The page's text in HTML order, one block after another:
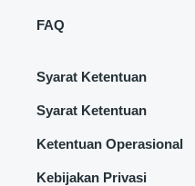
FAQ
Syarat Ketentuan
Syarat Ketentuan
Ketentuan Operasional
Kebijakan Privasi